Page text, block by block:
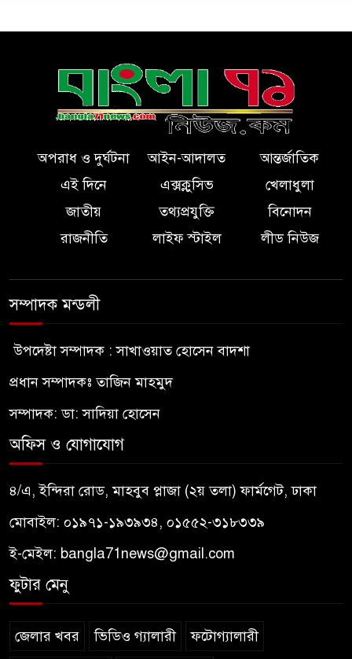
অপরাধ ও দুর্ঘটনা আইন-আদালত
আন্তর্জাতিক
এই দিনে
এক্সক্লুসিভ
খেলাধুলা
জাতীয়
তথ্যপ্রযুক্তি
বিনোদন
রাজনীতি
লাইফ স্টাইল লীড নিউজ
সম্পাদক মন্ডলী
উপদেষ্টা সম্পাদক : সাখাওয়াত হোসেন বাদশা
প্রধান সম্পাদকঃ তাজিন মাহমুদ
সম্পাদক: ডা: সাদিয়া হোসেন
অফিস ও যোগাযোগ
৪/এ, ইন্দিরা রোড, মাহবুব প্লাজা (২য় তলা) ফার্মগেট, ঢাকা
মোবাইল: ০১৯৭১-১৯৩৯৩৪, ০১৫৫২-৩১৮৩৩৯
ই-মেইল: bangla71news@gmail.com
ফুটার মেনু
জেলার খবর ভিডিও গ্যালারী ফটোগ্যালারী